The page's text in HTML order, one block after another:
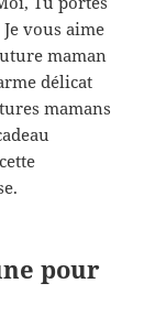
vous aime
maman
délicat
mamans
pour